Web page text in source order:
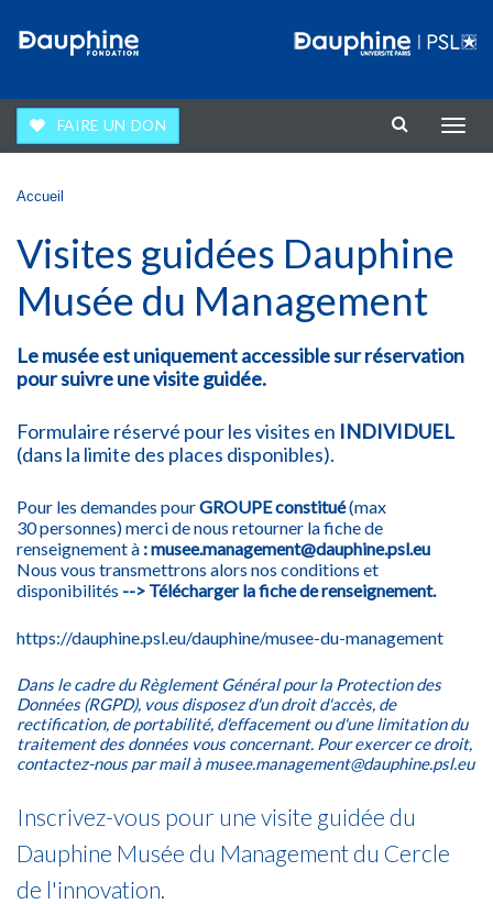
FAIRE UN DON
la
Vous êtes ici
Accueil
Visites guidées Dauphine
Musée du Management
Le musée est uniquement accessible sur réservation
pour suivre unevisite guidée.
Formulaire réservé pour les visites en INDIVIDUEL
(dans la limite des places disponibles).
Pour les demandes pourGROUPE constitué(max
30 personnes) merci de nous retourner la fiche de
renseignement à :musee.management@dauphine.psl.eu
Nous vous transmettrons alors nos conditions et
disponibilités --> Télécharger la fiche de renseignement.
https://dauphine.psl.eu/dauphine/musee-du-management
Dans le cadre du Règlement Général pour la Protection des
Données (RGPD), vous disposez d'un droit d'accès, de
rectification, de portabilité, d'effacement ou d'une limitation du
traitement des données vous concernant. Pour exercer ce droit,
contactez-nous par mail à musee.management@dauphine.psl.eu
Inscrivez-vous pour une visite guidée du
Dauphine Musée du Management du Cercle
de l'innovation.